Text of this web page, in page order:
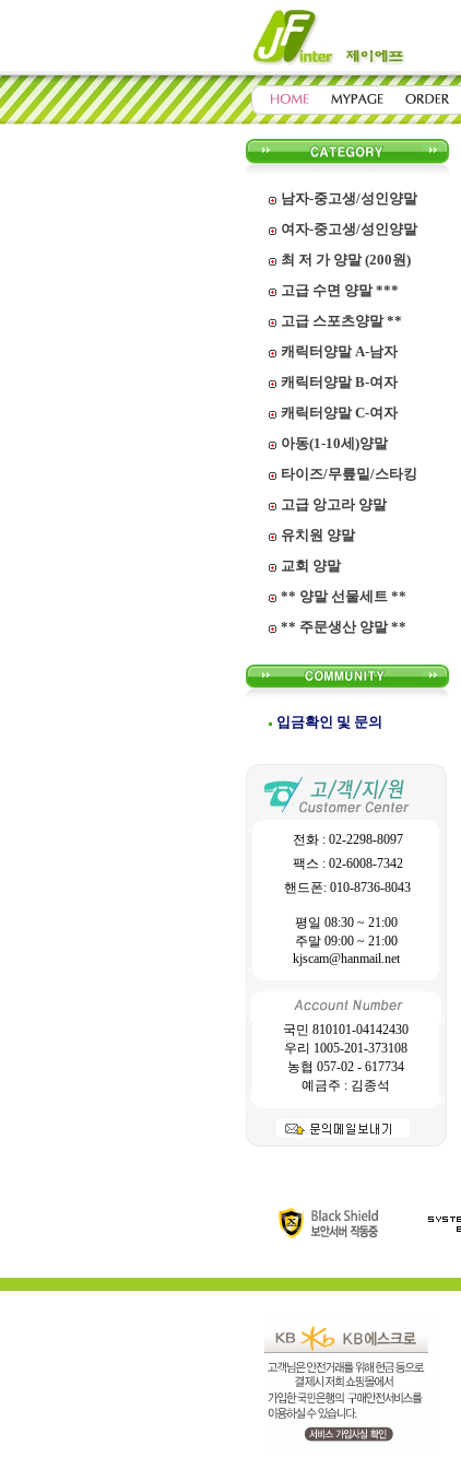
남자-중고생/성인양말
여자-중고생/성인양말
최 저 가 양말 (200원)
고급 수면 양말 ***
고급 스포츠양말 **
캐릭터양말 A-남자
캐릭터양말 B-여자
캐릭터양말 C-여자
아동(1-10세)양말
타이즈/무릎밑/스타킹
고급 앙고라 양말
유치원 양말
교회 양말
** 양말 선물세트 **
** 주문생산 양말 **
입금확인 및 문의
전화 : 02-2298-8097
팩스 : 02-6008-7342
핸드폰: 010-8736-8043
평일 08:30 ~ 21:00
주말 09:00 ~ 21:00
kjscam@hanmail.net
국민 810101-04142430
우리 1005-201-373108
농협 057-02 - 617734
예금주 : 김종석